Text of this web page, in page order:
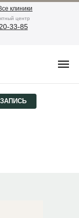
клиники
центр
33-85